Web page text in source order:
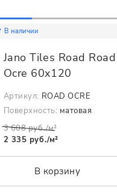
В наличии
Jano Tiles Road Road
Ocre 60x120
Артикул: ROAD OCRE
Поверхность: матовая
3 608 руб./м²
2 335 руб./м²
В корзину